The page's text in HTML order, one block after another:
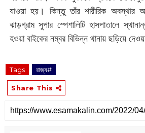
যাওয়া হয়। কিন্তু তাঁর শারীরিক অবস্থার
ঝাড়গ্রাম সুপার স্পেশালিটি হাসপাতালে
হওয়া বাইকের নম্বর বিভিন্ন থানায় ছড়িয়ে
Tags রাজ্য#
Share This